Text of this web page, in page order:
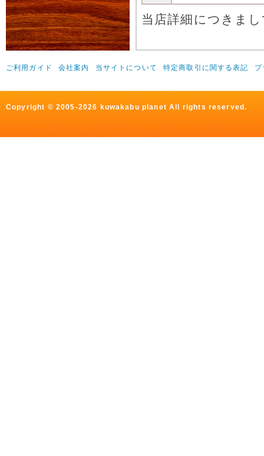
当店詳細につきま
ご利用ガイド 会社案内 当サイトについて 特定商取引に関する表記 プ
Copyright © 2005-2026 kuwakabu planet All rights reserved.